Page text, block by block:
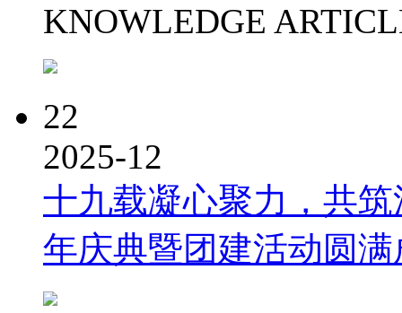
KNOWLEDGE
22
2025-12
十九载凝心聚力，共
年庆典暨团建活动圆满